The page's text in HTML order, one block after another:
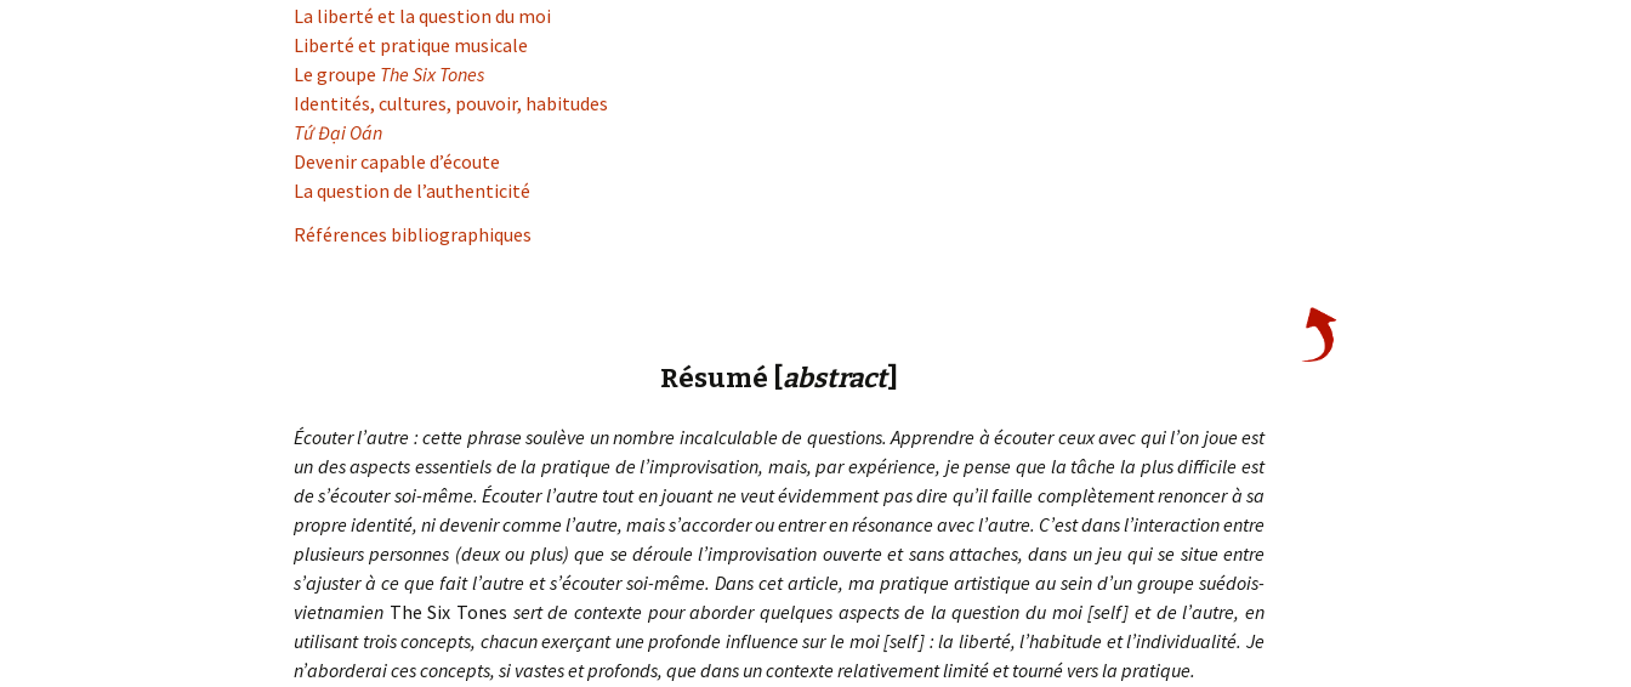
La liberté et la question du moi
Liberté et pratique musicale
Le groupe The Six Tones
Identités, cultures, pouvoir, habitudes
Tứ Đại Oán
Devenir capable d’écoute
La question de l’authenticité
Références bibliographiques
Résumé [abstract]
Écouter l’autre : cette phrase soulève un nombre incalculable de questions. Apprendre à écouter ceux avec qui l’on joue est
un des aspects essentiels de la pratique de l’improvisation, mais, par expérience, je pense que la tâche la plus difficile est
de s’écouter soi-même. Écouter l’autre tout en jouant ne veut évidemment pas dire qu’il faille complètement renoncer à sa
propre identité, ni devenir comme l’autre, mais s’accorder ou entrer en résonance avec l’autre. C’est dans l’interaction entre
plusieurs personnes (deux ou plus) que se déroule l’improvisation ouverte et sans attaches, dans un jeu qui se situe entre
s’ajuster à ce que fait l’autre et s’écouter soi-même. Dans cet article, ma pratique artistique au sein d’un groupe suédois-
vietnamien The Six Tones sert de contexte pour aborder quelques aspects de la question du moi [self] et de l’autre, en
utilisant trois concepts, chacun exerçant une profonde influence sur le moi [self] : la liberté, l’habitude et l’individualité. Je
n’aborderai ces concepts, si vastes et profonds, que dans un contexte relativement limité et tourné vers la pratique.